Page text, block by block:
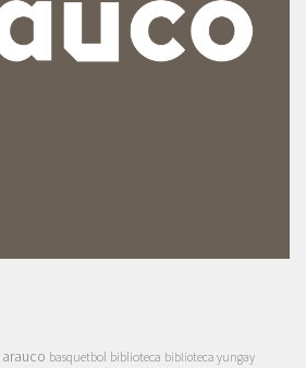
arauco basquetbol biblioteca biblioteca yungay